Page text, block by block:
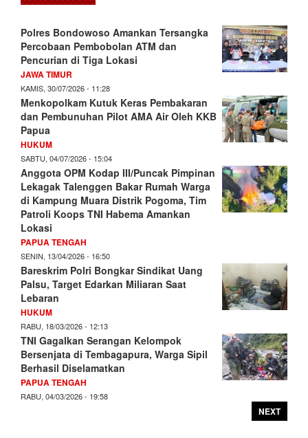
Polres Bondowoso Amankan Tersangka
Percobaan Pembobolan ATM dan
Pencurian di Tiga Lokasi
JAWA TIMUR
KAMIS, 30/07/2026 - 11:28
Menkopolkam Kutuk Keras Pembakaran
dan Pembunuhan Pilot AMA Air Oleh KKB
Papua
HUKUM
SABTU, 04/07/2026 - 15:04
Anggota OPM Kodap III/Puncak Pimpinan
Lekagak Talenggen Bakar Rumah Warga
di Kampung Muara Distrik Pogoma, Tim
Patroli Koops TNI Habema Amankan
Lokasi
PAPUA TENGAH
SENIN, 13/04/2026 - 16:50
Bareskrim Polri Bongkar Sindikat Uang
Palsu, Target Edarkan Miliaran Saat
Lebaran
HUKUM
RABU, 18/03/2026 - 12:13
TNI Gagalkan Serangan Kelompok
Bersenjata di Tembagapura, Warga Sipil
Berhasil Diselamatkan
PAPUA TENGAH
RABU, 04/03/2026 - 19:58
NEXT